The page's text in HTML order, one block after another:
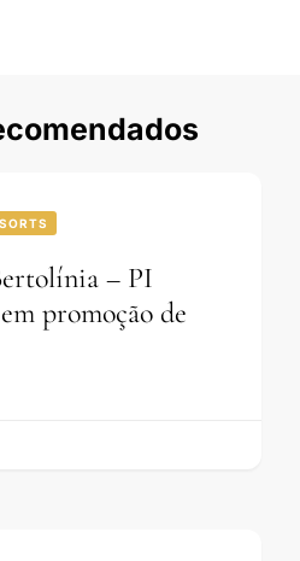
– PI
promoção de